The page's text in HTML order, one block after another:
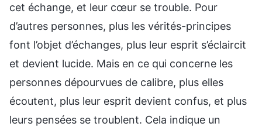
cet échange, et leur cœur se trouble. Pour
d’autres personnes, plus les vérités-principes
font l’objet d’échanges, plus leur esprit s’éclaircit
et devient lucide. Mais en ce qui concerne les
personnes dépourvues de calibre, plus elles
écoutent, plus leur esprit devient confus, et plus
leurs pensées se troublent. Cela indique un